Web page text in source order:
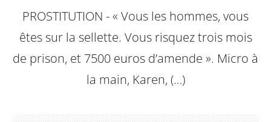
PROSTITUTION - « Vous les hommes, vous
êtes sur la sellette. Vous risquez trois mois
de prison, et 7500 euros d’amende ». Micro à
la main, Karen, (…)